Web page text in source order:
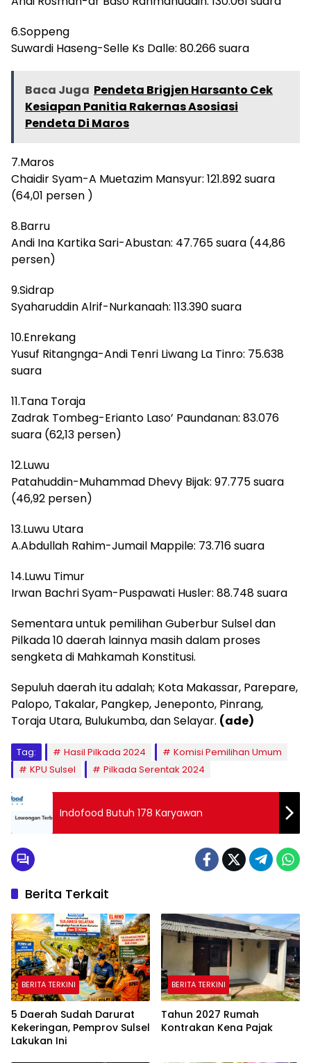
6.Soppeng
Suwardi Haseng-Selle Ks Dalle: 80.266 suara
Baca Juga Pendeta Brigjen Harsanto Cek
Kesiapan Panitia Rakernas Asosiasi
Pendeta Di Maros
7.Maros
Chaidir Syam-A Muetazim Mansyur: 121.892 suara
(64,01 persen )
8.Barru
Andi Ina Kartika Sari-Abustan: 47.765 suara (44,86
persen)
9.Sidrap
Syaharuddin Alrif-Nurkanaah: 113.390 suara
10.Enrekang
Yusuf Ritangnga-Andi Tenri Liwang La Tinro: 75.638
suara
11.Tana Toraja
Zadrak Tombeg-Erianto Laso’ Paundanan: 83.076
suara (62,13 persen)
12.Luwu
Patahuddin-Muhammad Dhevy Bijak: 97.775 suara
(46,92 persen)
13.Luwu Utara
A.Abdullah Rahim-Jumail Mappile: 73.716 suara
14.Luwu Timur
Irwan Bachri Syam-Puspawati Husler: 88.748 suara
Sementara untuk pemilihan Guberbur Sulsel dan
Pilkada 10 daerah lainnya masih dalam proses
sengketa di Mahkamah Konstitusi.
Sepuluh daerah itu adalah; Kota Makassar, Parepare,
Palopo, Takalar, Pangkep, Jeneponto, Pinrang,
Toraja Utara, Bulukumba, dan Selayar. (ade)
Tag: Hasil Pilkada 2024
Komisi Pemilihan Umum
KPU Sulsel
Pilkada Serentak 2024
Indofood Butuh 178 Karyawan
Berita Terkait
BERITA TERKINI
5 Daerah Sudah Darurat
Kekeringan, Pemprov Sulsel
Lakukan Ini
BERITA TERKINI
Tahun 2027 Rumah
Kontrakan Kena Pajak